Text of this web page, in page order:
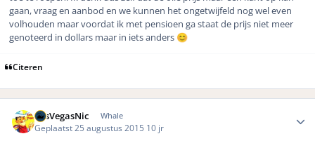
gaan, vraag en aanbod en we kunnen het ongetwijfeld nog wel even
volhouden maar voordat ik met pensioen ga staat de prijs niet meer
genoteerd in dollars maar in iets anders 😊
Citeren
LasVegasNic Whale
Geplaatst 25 augustus 2015 10 jr